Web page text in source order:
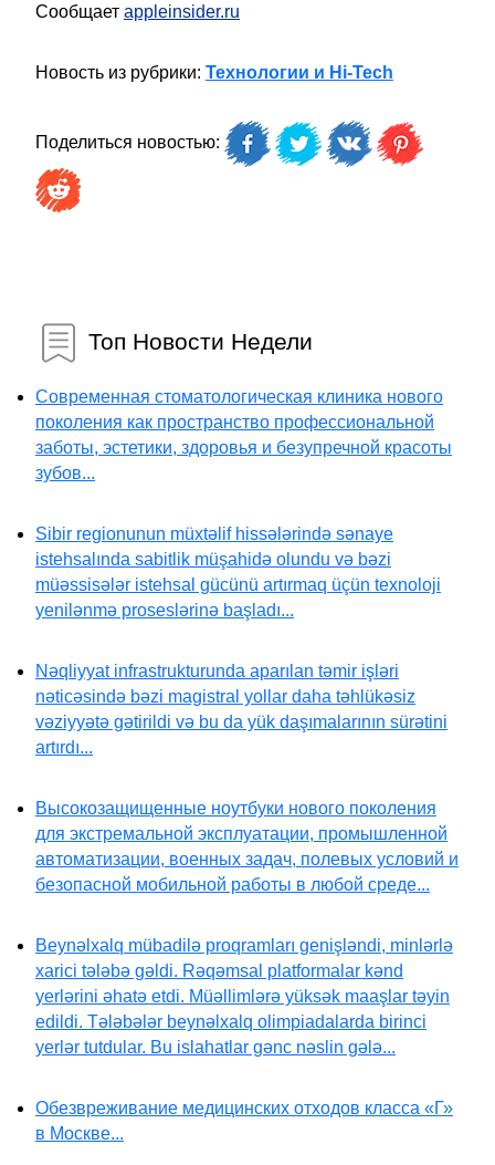
Сообщает appleinsider.ru
Новость из рубрики: Технологии и Hi-Tech
Поделиться новостью:
Топ Новости Недели
Современная стоматологическая клиника нового
поколения как пространство профессиональной
заботы, эстетики, здоровья и безупречной красоты
зубов...
Sibir regionunun müxtəlif hissələrində sənaye
istehsalında sabitlik müşahidə olundu və bəzi
müəssisələr istehsal gücünü artırmaq üçün texnoloji
yenilənmə proseslərinə başladı...
Nəqliyyat infrastrukturunda aparılan təmir işləri
nəticəsində bəzi magistral yollar daha təhlükəsiz
vəziyyətə gətirildi və bu da yük daşımalarının sürətini
artırdı...
Высокозащищенные ноутбуки нового поколения
для экстремальной эксплуатации, промышленной
автоматизации, военных задач, полевых условий и
безопасной мобильной работы в любой среде...
Beynəlxalq mübadilə proqramları genişləndi, minlərlə
xarici tələbə gəldi. Rəqəmsal platformalar kənd
yerlərini əhatə etdi. Müəllimlərə yüksək maaşlar təyin
edildi. Tələbələr beynəlxalq olimpiadalarda birinci
yerlər tutdular. Bu islahatlar gənc nəslin gələ...
Обезвреживание медицинских отходов класса «Г»
в Москве...